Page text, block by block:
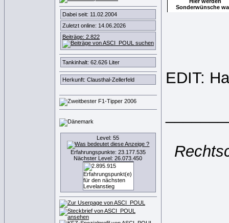
Dabei seit: 11.02.2004
Zuletzt online: 14.06.2026
Beiträge: 2.822
Tankinhalt: 62.626 Liter
Herkunft: Clausthal-Zellerfeld
Level: 55
Erfahrungspunkte: 23.177.535
Nächster Level: 26.073.450
Sonderwünsche
EDIT: